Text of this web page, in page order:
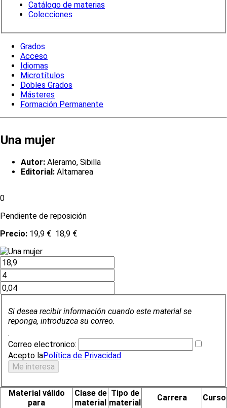
Catálogo de materias
Colecciones
Grados
Acceso
Idiomas
Microtítulos
Dobles Grados
Másteres
Formación Permanente
Una mujer
Autor: Aleramo, Sibilla
Editorial: Altamarea
0
Pendiente de reposición
Precio: 19,9 € 18,9 €
Si desea recibir información cuando este material se
reponga, introduzca su correo.
.
Correo electronico:
Acepto laPolítica de Privacidad
Material válido
para
Clase de
material
Tipo de
material
Carrera
Curso